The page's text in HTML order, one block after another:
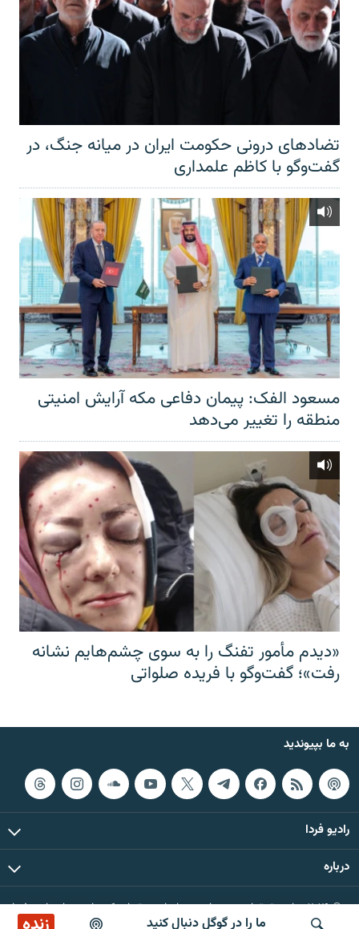
ما را در گوگل دنبال کنید
تضادهای درونی حکومت ایران در میانه جنگ، در
گفت‌‌وگو با کاظم علمداری
مسعود الفک: پیمان دفاعی مکه آرایش امنیتی
منطقه را تغییر می‌دهد
«دیدم مأمور تفنگ را به سوی چشم‌هایم نشانه
رفت»؛ گفت‌و‌گو با فریده صلواتی
به ما بپیوندید
رادیو فردا
درباره
© ۲۰۲۶ تمام حقوق این وب‌سایت، بر اساس مقررات کپی‌رایت، برای رادیو فردا
محفوظ است.